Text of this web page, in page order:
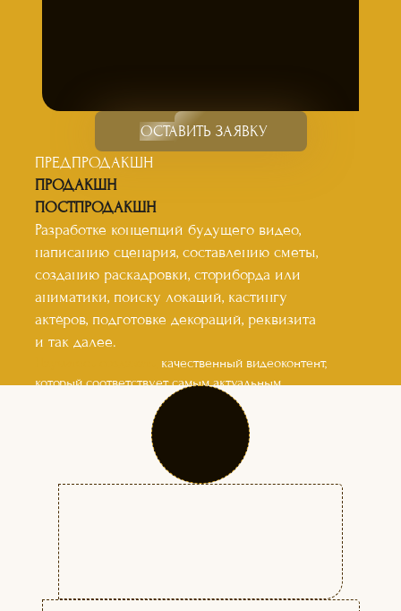
ОСТАВИТЬ ЗАЯВКУ
ПРЕДПРОДАКШН
ПРОДАКШН
ПОСТПРОДАКШН
Разработке концепций будущего видео,
написанию сценария, составлению сметы,
созданию раскадровки, сториборда или
аниматики, поиску локаций, кастингу
актёров, подготовке декораций, реквизита
и так далее.
качественный видеоконтент,
который соответствует самым актуальным
Съёмке (созданию) видео (кино).